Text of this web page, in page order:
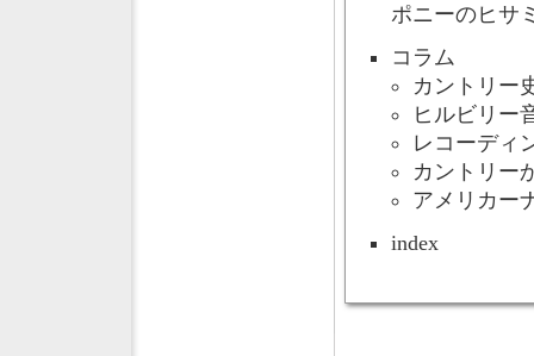
ポニーのヒサ
コラム
カントリー
ヒルビリー
レコーディ
カントリー
アメリカー
index